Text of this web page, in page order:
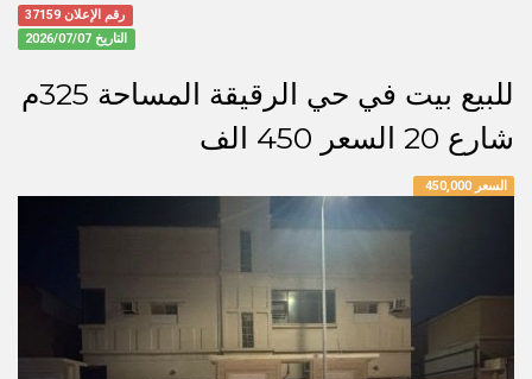
رقم الإعلان 37159
التاريخ 2026/07/07
للبيع بيت في حي الرقيقة المساحة 325م
شارع 20 السعر 450 الف
السعر 450,000